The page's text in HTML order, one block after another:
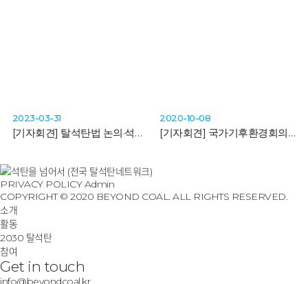
2023-03-31
[기자회견] 탈석탄법 논의·석탄 육상 운송·회사채 쟁점…삼척블루파워 건설 중단 요구에 시민사회 다시 모였다
2020-10-08
[기자회견] 국가기후환경회의, 기후위기 해결 의지 있다면 2030년 석탄퇴출안 제시하라_석탄을넘어서
PRIVACY POLICY Admin
COPYRIGHT © 2020 BEYOND COAL. ALL RIGHTS RESERVED.
소개
활동
2030 탈석탄
참여
Get in touch
info@beyondcoal.kr